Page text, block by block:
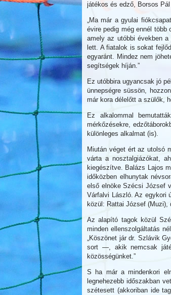
játékos és edző, Borsos
„Ma már a gyulai
évire pedig még ennél
amely az utóbbi években
lett. A fiatalok is sokat
egyaránt. Mindez nem
segítségek híján.”
Ez utóbbira ugyancsak jó
ünnepségre süssön,
már kora délelőtt a szülők,
Ez alkalommal
mérkőzésekre,
különleges alkalmat (is).
Miután véget ért az utolsó
várta a nosztalgiázókat,
kiegészítve. Balázs Lajos
időközben elhunytak
első elnöke Szécsi József
Várfalvi László. Az egykori
közül: Rattai József (Muzi),
Az alapító tagok közül
minden ellenszolgáltatás
„Köszönet jár dr. Szlávik
sort —, akik nemcsak
közösségünket.”
S ha már a mindenkori
legnehezebb időszakban
szétesett (akkoriban ide